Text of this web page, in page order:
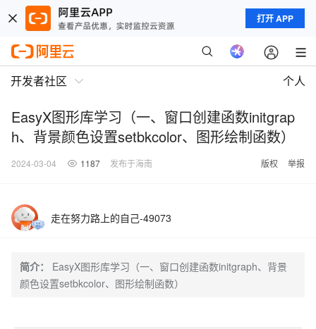
打开 APP
开发者社区 个人
EasyX图形库学习（一、窗口创建函数initgrap
h、背景颜色设置setbkcolor、图形绘制函数）
2024-03-04 1187 发布于海南 版权 举报
走在努力路上的自己-49073
简介：
EasyX图形库学习（一、窗口创建函数initgraph、背景
颜色设置setbkcolor、图形绘制函数）